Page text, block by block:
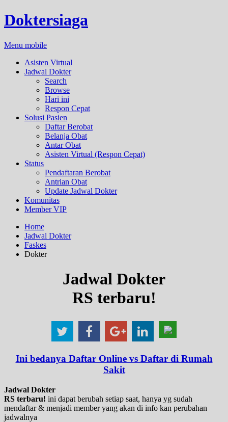
Doktersiaga
Menu mobile
Asisten Virtual
Jadwal Dokter
Search
Browse
Hari ini
Respon Cepat
Solusi Pasien
Daftar Berobat
Belanja Obat
Antar Obat
Asisten Virtual (Respon Cepat)
Status
Pendaftaran Berobat
Antrian Obat
Update Jadwal Dokter
Komunitas
Member VIP
Home
Jadwal Dokter
Faskes
Dokter
Jadwal Dokter
RS terbaru!
Ini bedanya Daftar Online vs Daftar di Rumah
Sakit
Jadwal Dokter
RS terbaru! ini dapat berubah setiap saat, hanya yg sudah
mendaftar & menjadi member yang akan di info kan perubahan
jadwalnya